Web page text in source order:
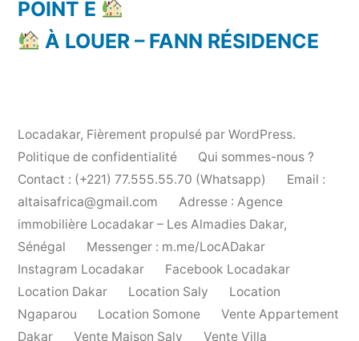
POINT E
À LOUER – FANN RÉSIDENCE
Locadakar, Fièrement propulsé par WordPress.
Politique de confidentialité
Qui sommes-nous ?
Contact : (+221) 77.555.55.70 (Whatsapp)
Email :
altaisafrica@gmail.com
Adresse : Agence
immobilière Locadakar – Les Almadies Dakar,
Sénégal
Messenger : m.me/LocADakar
Instagram Locadakar
Facebook Locadakar
Location Dakar
Location Saly
Location
Ngaparou
Location Somone
Vente Appartement
Dakar
Vente Maison Saly Vente Villa